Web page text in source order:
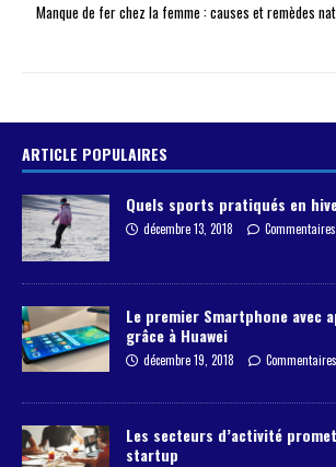
Manque de fer chez la femme : causes et remèdes
ARTICLE POPULAIRES
Quels sports pratiqués en
décembre 13, 2018
Le premier Smartphone avec
grâce à Huawei
décembre 19, 2018
Les secteurs d’activité
startup